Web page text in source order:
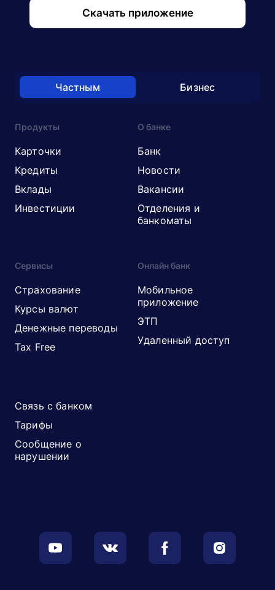
Скачать приложение
Частным Бизнес
Продукты
Карточки
Кредиты
Вклады
Инвестиции
О банке
Банк
Новости
Вакансии
Отделения и
банкоматы
Сервисы
Страхование
Курсы валют
Денежные переводы
Tax Free
Онлайн банк
Мобильное
приложение
ЭТП
Удаленный доступ
Связь с банком
Тарифы
Сообщение о
нарушении